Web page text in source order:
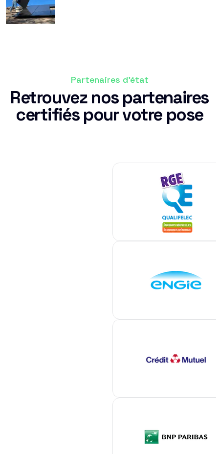
Partenaires d'état
Retrouvez nos partenaires
certifiés pour votre pose